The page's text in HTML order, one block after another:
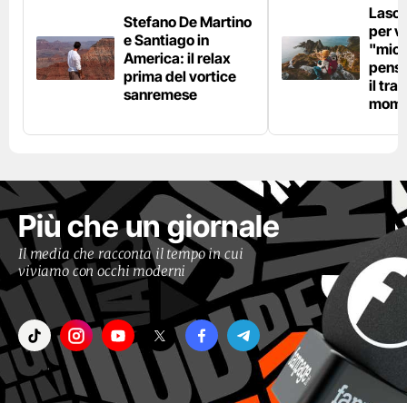
Stefano De Martino
e Santiago in
America: il relax
prima del vortice
sanremese
per
il
Più che un giornale
Il media che racconta il tempo in cui
viviamo con occhi moderni